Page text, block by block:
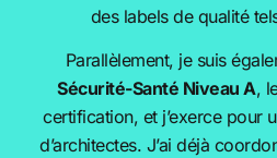
des labels de qualité
Parallèlement, je suis
Sécurité-Santé Niveau A,
certification, et j’exerce pour
d’architectes. J’ai déjà